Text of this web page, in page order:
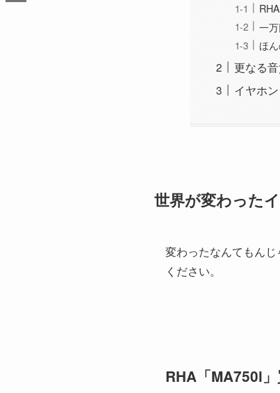
一
ほ
更なる
イヤホ
世界が変わった
変わったなんてもん
ください。
RHA「MA750i